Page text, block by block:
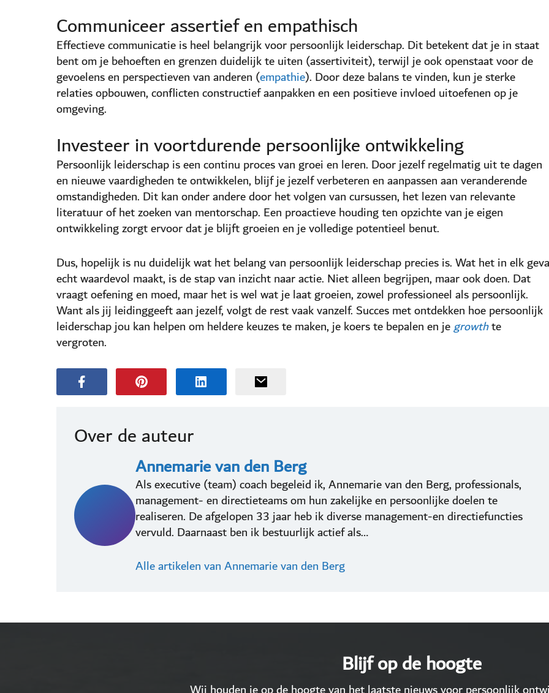
Communiceer assertief en empathisch
Effectieve communicatie is heel belangrijk voor persoonlijk leiderschap. Dit betekent dat je in staat
bent om je behoeften en grenzen duidelijk te uiten (assertiviteit), terwijl je ook openstaat voor de
gevoelens en perspectieven van anderen (empathie). Door deze balans te vinden, kun je sterke
relaties opbouwen, conflicten constructief aanpakken en een positieve invloed uitoefenen op je
omgeving. ​
Investeer in voortdurende persoonlijke ontwikkeling
Persoonlijk leiderschap is een continu proces van groei en leren. Door jezelf regelmatig uit te dagen
en nieuwe vaardigheden te ontwikkelen, blijf je jezelf verbeteren en aanpassen aan veranderende
omstandigheden. Dit kan onder andere door het volgen van cursussen, het lezen van relevante
literatuur of het zoeken van mentorschap. Een proactieve houding ten opzichte van je eigen
ontwikkeling zorgt ervoor dat je blijft groeien en je volledige potentieel benut.
Dus, hopelijk is nu duidelijk wat het belang van persoonlijk leiderschap precies is. Wat het in elk
echt waardevol maakt, is de stap van inzicht naar actie. Niet alleen begrijpen, maar ook doen. Dat
vraagt oefening en moed, maar het is wel wat je laat groeien, zowel professioneel als persoonlijk.
Want als jij leidinggeeft aan jezelf, volgt de rest vaak vanzelf. Succes met ontdekken hoe persoonlijk
leiderschap jou kan helpen om heldere keuzes te maken, je koers te bepalen en jegrowthte
vergroten.
Over de auteur
Annemarie van den Berg
Als executive (team) coach begeleid ik, Annemarie van den Berg, professionals,
management- en directieteams om hun zakelijke en persoonlijke doelen te
realiseren. De afgelopen 33 jaar heb ik diverse management-en directiefuncties
vervuld. Daarnaast ben ik bestuurlijk actief als…
Alle artikelen van Annemarie van den Berg
Blijf op de hoogte